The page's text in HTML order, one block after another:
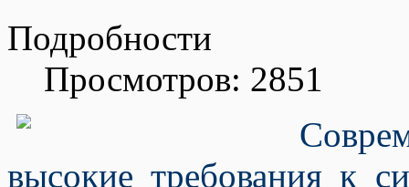
Подробности
Просмотров: 2851
высокие требования к